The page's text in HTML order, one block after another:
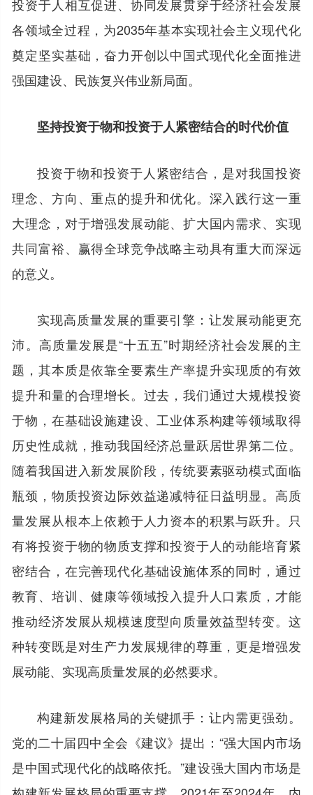
投资于人相互促进、协同发展贯穿于经济社会发展
各领域全过程，为2035年基本实现社会主义现代化
奠定坚实基础，奋力开创以中国式现代化全面推进
强国建设、民族复兴伟业新局面。
坚持投资于物和投资于人紧密结合的时代价值
投资于物和投资于人紧密结合，是对我国投资
理念、方向、重点的提升和优化。深入践行这一重
大理念，对于增强发展动能、扩大国内需求、实现
共同富裕、赢得全球竞争战略主动具有重大而深远
的意义。
实现高质量发展的重要引擎：让发展动能更充
沛。高质量发展是“十五五”时期经济社会发展的主
题，其本质是依靠全要素生产率提升实现质的有效
提升和量的合理增长。过去，我们通过大规模投资
于物，在基础设施建设、工业体系构建等领域取得
历史性成就，推动我国经济总量跃居世界第二位。
随着我国进入新发展阶段，传统要素驱动模式面临
瓶颈，物质投资边际效益递减特征日益明显。高质
量发展从根本上依赖于人力资本的积累与跃升。只
有将投资于物的物质支撑和投资于人的动能培育紧
密结合，在完善现代化基础设施体系的同时，通过
教育、培训、健康等领域投入提升人口素质，才能
推动经济发展从规模速度型向质量效益型转变。这
种转变既是对生产力发展规律的尊重，更是增强发
展动能、实现高质量发展的必然要求。
构建新发展格局的关键抓手：让内需更强劲。
党的二十届四中全会《建议》提出：“强大国内市场
是中国式现代化的战略依托。”建设强大国内市场是